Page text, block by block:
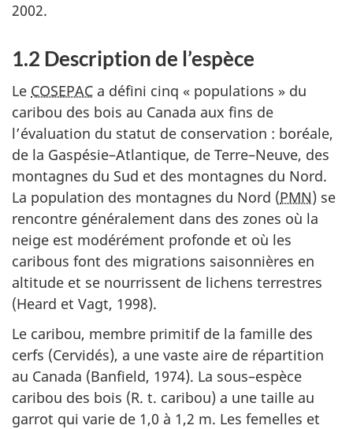
2002.
1.2 Description de l’espèce
Le COSEPAC a défini cinq « populations » du
caribou des bois au Canada aux fins de
l’évaluation du statut de conservation : boréale,
de la Gaspésie–Atlantique, de Terre–Neuve, des
montagnes du Sud et des montagnes du Nord.
La population des montagnes du Nord (PMN) se
rencontre généralement dans des zones où la
neige est modérément profonde et où les
caribous font des migrations saisonnières en
altitude et se nourrissent de lichens terrestres
(Heard et Vagt, 1998).
Le caribou, membre primitif de la famille des
cerfs (Cervidés), a une vaste aire de répartition
au Canada (Banfield, 1974). La sous–espèce
caribou des bois (R. t. caribou) a une taille au
garrot qui varie de 1,0 à 1,2 m. Les femelles et